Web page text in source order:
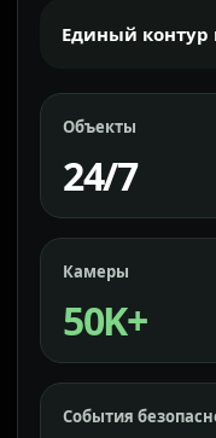
Единый контур
Объекты
24/7
Камеры
50K+
События